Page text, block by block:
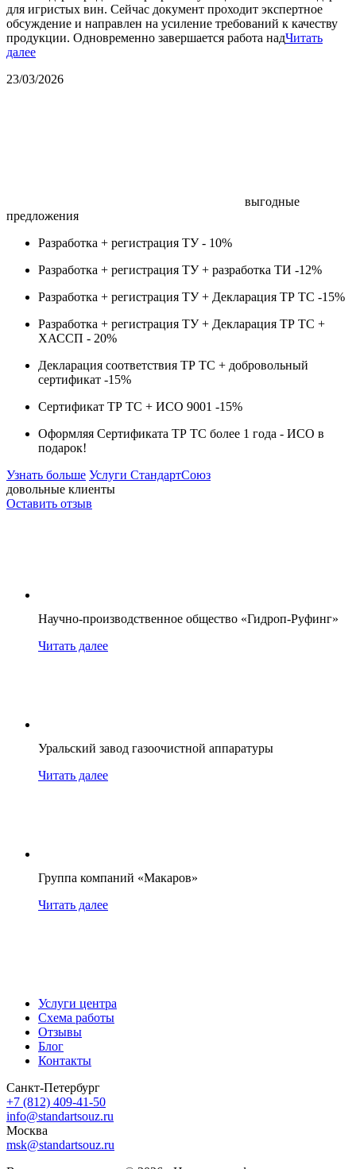
для игристых вин. Сейчас документ проходит экспертное
обсуждение и направлен на усиление требований к качеству
продукции. Одновременно завершается работа надЧитать
далее
23/03/2026
выгодные
предложения
Разработка + регистрация ТУ - 10%
Разработка + регистрация ТУ + разработка ТИ -12%
Разработка + регистрация ТУ + Декларация ТР ТС -15%
Разработка + регистрация ТУ + Декларация ТР ТС +
ХАССП - 20%
Декларация соответствия ТР ТС + добровольный
сертификат -15%
Сертификат ТР ТС + ИСО 9001 -15%
Оформляя Сертификата ТР ТС более 1 года - ИСО в
подарок!
Узнать больше Услуги СтандартСоюз
довольные клиенты
Оставить отзыв
Научно-производственное общество «Гидроп-Руфинг»
Читать далее
Уральский завод газоочистной аппаратуры
Читать далее
Группа компаний «Макаров»
Читать далее
Услуги центра
Схема работы
Отзывы
Блог
Контакты
Санкт-Петербург
+7 (812) 409-41-50
info@standartsouz.ru
Москва
msk@standartsouz.ru